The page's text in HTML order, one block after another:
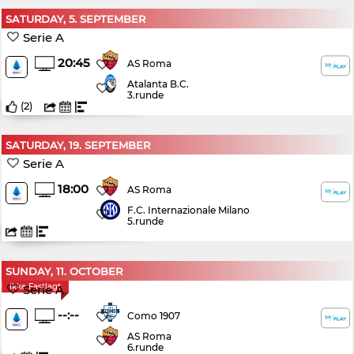
SATURDAY, 5. SEPTEMBER
Serie A
20:45
AS Roma
Atalanta B.C.
3.runde
(2)
SATURDAY, 19. SEPTEMBER
Serie A
18:00
AS Roma
F.C. Internazionale Milano
5.runde
SUNDAY, 11. OCTOBER
Ikke Fastlagt
Serie A
--:--
Como 1907
AS Roma
6.runde